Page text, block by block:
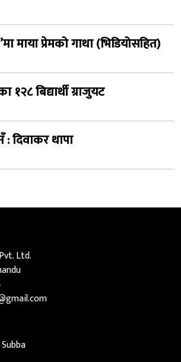
माया प्रेमको गाथा (भिडियोसहित)
बिद्यार्थी ग्राजुयट
दिवाकर थापा
Ltd.